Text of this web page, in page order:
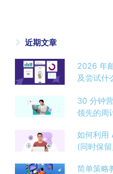
近期文章
2026 年
及尝试什
30 分钟
领先的周
如何利用
(同时保
简单策略